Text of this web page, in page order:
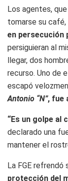
Los agentes,
tomarse su café,
en persecución
persiguieran al
llegar, dos
recurso. Uno de
escapó
Antonio “N”, fue
“Es un golpe al
declarado una
mantener el
La FGE refrendó
protección del